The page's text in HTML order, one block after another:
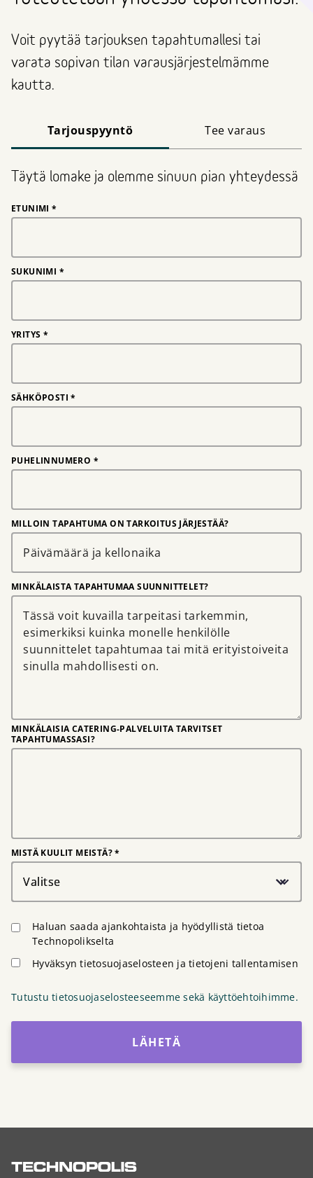
Voit pyytää tarjouksen tapahtumallesi tai
varata sopivan tilan varausjärjestelmämme
kautta.
Tarjouspyyntö Tee varaus
Täytä lomake ja olemme sinuun pian yhteydessä
ETUNIMI *
SUKUNIMI *
YRITYS *
SÄHKÖPOSTI *
PUHELINNUMERO *
MILLOIN TAPAHTUMA ON TARKOITUS JÄRJESTÄÄ?
MINKÄLAISTA TAPAHTUMAA SUUNNITTELET?
MINKÄLAISIA CATERING-PALVELUITA TARVITSET
TAPAHTUMASSASI?
MISTÄ KUULIT MEISTÄ? *
Valitse
Haluan saada ajankohtaista ja hyödyllistä tietoa
Technopolikselta
Hyväksyn tietosuojaselosteen ja tietojeni tallentamisen
Tutustu tietosuojaselosteeseemme sekä käyttöehtoihimme.
LÄHETÄ